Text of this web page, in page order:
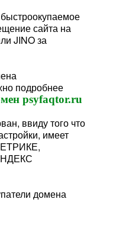
сайта на
JINO за
подробнее
psyfaqtor.ru
ввиду того что
имеет
домена